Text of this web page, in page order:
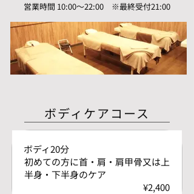
営業時間 10:00～22:00 ※最終受付21:00
ボディケアコース
ボディ20分
初めての方に首・肩・肩甲骨又は上
半身・下半身のケア
¥2,400